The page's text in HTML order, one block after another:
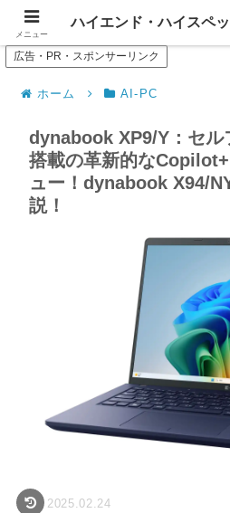
--- Search of high-spec or
広告・PR・スポンサーリンク
ホーム AI-PC
dynabook XP9/Y：セル
搭載の革新的な
ュー！dynabook X94/
説！
2025.02.24
メニュー
ハイエンド・ハイスペ